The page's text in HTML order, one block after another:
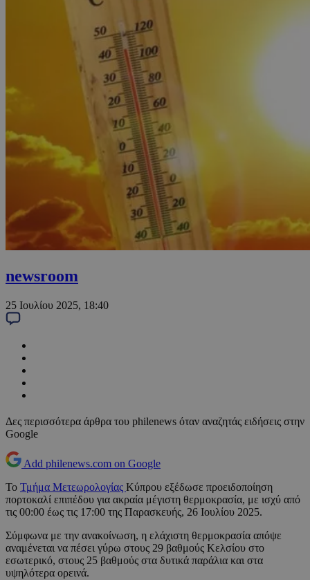
newsroom
25 Ιουλίου 2025, 18:40
Δες περισσότερα άρθρα του philenews όταν αναζητάς ειδήσεις στην
Google
Add philenews.com on Google
Το Τμήμα Μετεωρολογίας Κύπρου εξέδωσε προειδοποίηση
πορτοκαλί επιπέδου για ακραία μέγιστη θερμοκρασία, με ισχύ από
τις 00:00 έως τις 17:00 της Παρασκευής, 26 Ιουλίου 2025.
Σύμφωνα με την ανακοίνωση, η ελάχιστη θερμοκρασία απόψε
αναμένεται να πέσει γύρω στους 29 βαθμούς Κελσίου στο
εσωτερικό, στους 25 βαθμούς στα δυτικά παράλια και στα
υψηλότερα ορεινά.